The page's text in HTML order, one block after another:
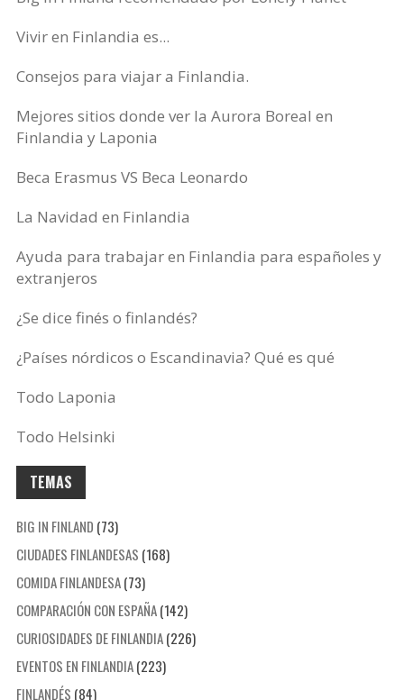
Vivir en Finlandia es...
Consejos para viajar a Finlandia.
Mejores sitios donde ver la Aurora Boreal en
Finlandia y Laponia
Beca Erasmus VS Beca Leonardo
La Navidad en Finlandia
Ayuda para trabajar en Finlandia para españoles y
extranjeros
¿Se dice finés o finlandés?
¿Países nórdicos o Escandinavia? Qué es qué
Todo Laponia
Todo Helsinki
TEMAS
BIG IN FINLAND (73)
CIUDADES FINLANDESAS (168)
COMIDA FINLANDESA(73)
COMPARACIÓN CON ESPAÑA(142)
CURIOSIDADES DE FINLANDIA(226)
EVENTOS EN FINLANDIA(223)
FINLANDÉS (84)